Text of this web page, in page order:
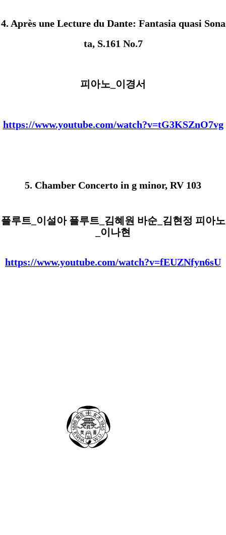
4. Après une Lecture du Dante: Fantasia quasi Sona
ta, S.161 No.7
피아노 이경서
https://www.youtube.com/watch?v=tG3KSZnO7vg
5. Chamber Concerto in g minor, RV 103
플루트_ 이설아 플루트_ 김혜원 바순_ 김현정 피아노
이나현
https://www.youtube.com/watch?v=fEUZNfyn6sU